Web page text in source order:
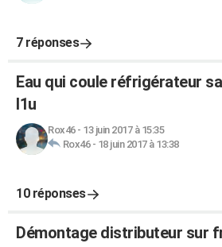
7 réponses
Eau qui coule réfrigérateur
l1u
Rox46- 13 juin 2017 à 15:35
Rox46- 18 juin 2017 à 13:38
10 réponses
Démontage distributeur sur